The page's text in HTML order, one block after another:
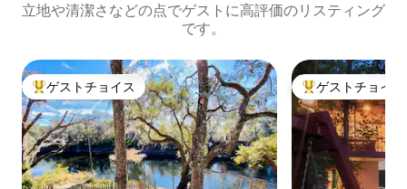
立地や清潔さなどの点でゲストに高評価のリスティング
です。
大好評のゲストチョイスです。
ゲストチョイス 大好評のゲスト
ゲストチョイス